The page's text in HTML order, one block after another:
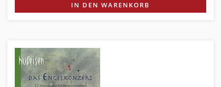
IN DEN WARENKORB